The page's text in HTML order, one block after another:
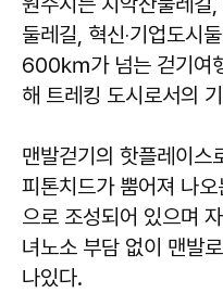
둘레길, 혁신‧기업도시
600㎞가 넘는 걷기여
해 트레킹 도시로서의
맨발걷기의 핫플레이스
피톤치드가 뿜어져 나
으로 조성되어 있으며
녀노소 부담 없이 맨발
나있다.